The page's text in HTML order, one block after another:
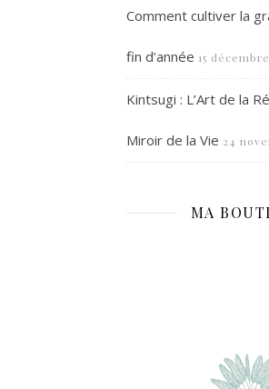
Comment cultiver la
fin d’année 15
Kintsugi : L’Art de la
Miroir de la Vie 24
MA